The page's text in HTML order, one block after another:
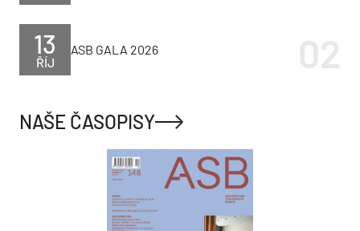
ŘÍJ
13 ASB GALA 2026
NAŠE ČASOPISY